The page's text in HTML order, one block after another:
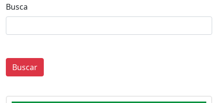
Busca
Buscar